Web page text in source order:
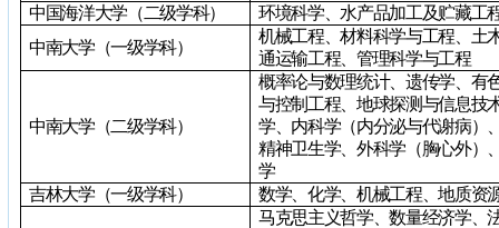
中国海洋大学（二级学科）
环境科学、水产品加工及贮藏工
中南大学（一级学科）
机械工程、材料科学与工程、土
通运输工程、管理科学与工程
中南大学（二级学科）
概率论与数理统计、遗传学、有
与控制工程、地球探测与信息技
学、内科学（内分泌与代谢病）
精神卫生学、外科学（胸心外）
学
吉林大学（一级学科）
数学、化学、机械工程、地质资
马克思主义哲学、数量经济学、